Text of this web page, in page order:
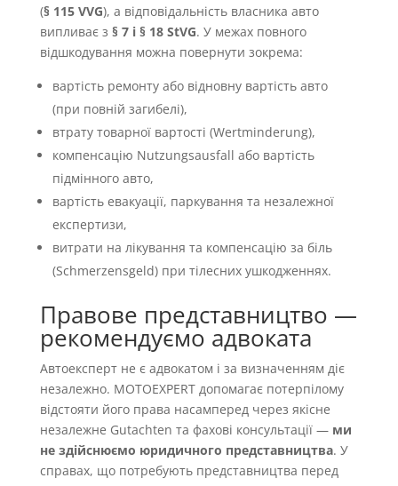
(§ 115 VVG), а відповідальність власника авто
випливає з § 7 і § 18 StVG. У межах повного
відшкодування можна повернути зокрема:
вартість ремонту або відновну вартість авто
(при повній загибелі),
втрату товарної вартості (Wertminderung),
компенсацію Nutzungsausfall або вартість
підмінного авто,
вартість евакуації, паркування та незалежної
експертизи,
витрати на лікування та компенсацію за біль
(Schmerzensgeld) при тілесних ушкодженнях.
Правове представництво —
рекомендуємо адвоката
Автоексперт не є адвокатом і за визначенням діє
незалежно. MOTOEXPERT допомагає потерпілому
відстояти його права насамперед через якісне
незалежне Gutachten та фахові консультації — ми
не здійснюємо юридичного представництва. У
справах, що потребують представництва перед